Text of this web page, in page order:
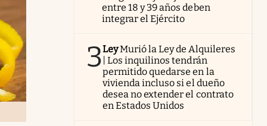
entre 18 y 39 años deben
integrar el Ejército
3LeyMurió la Ley de Alquileres
| Los inquilinos tendrán
permitido quedarse en la
vivienda incluso si el dueño
desea no extender el contrato
en Estados Unidos